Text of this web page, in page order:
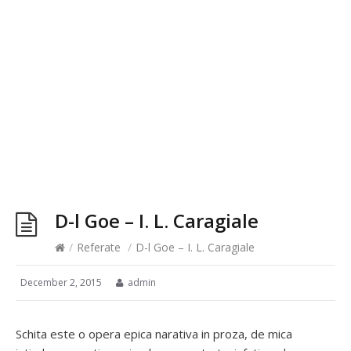
D-l Goe – I. L. Caragiale
/ Referate / D-l Goe – I. L. Caragiale
December 2, 2015 admin
Schita este o opera epica narativa in proza, de mica